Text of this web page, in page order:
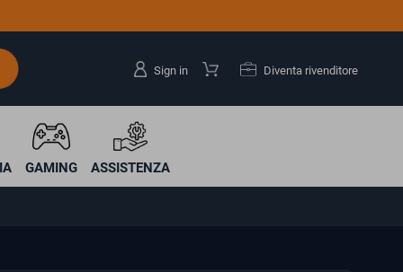
Sign in Diventa rivenditore
GAMING ASSISTENZA